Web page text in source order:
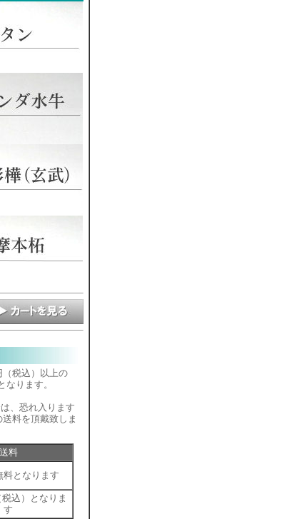
（税込）以上の
なります。
、恐れ入ります
料を頂戴致しま
送料
料となります
込）となりま
す